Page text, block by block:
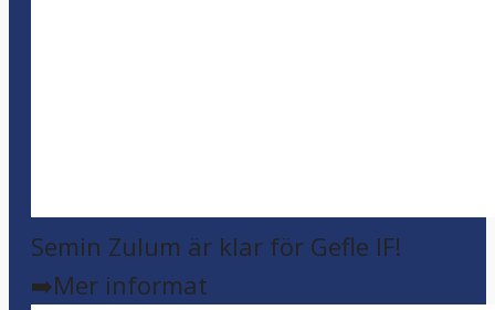
Semin Zulum är klar för Gefle IF!
➡️Mer informat